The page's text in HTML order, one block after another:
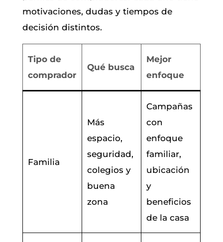
motivaciones, dudas y tiempos de
decisión distintos.
Tipo de
comprador
Qué busca
Mejor
enfoque
Familia
Más
espacio,
seguridad,
colegios y
buena
zona
Campañas
con
enfoque
familiar,
ubicación
y
beneficios
de la casa